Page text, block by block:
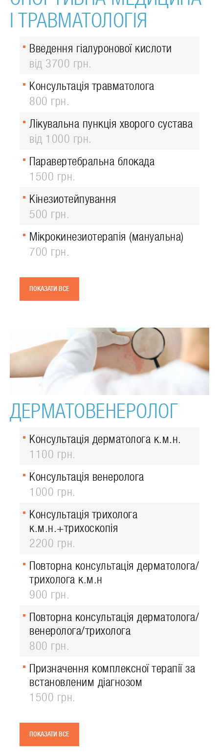
І ТРАВМАТОЛОГІЯ
Введення гіалуронової кислоти
від 3700 грн.
Консультація травматолога
800 грн.
Лікувальна пункція хворого сустава
від 1000 грн.
Паравертебральна блокада
1500 грн.
Кінезиотейпування
500 грн.
Мікрокинезиотерапія (мануальна)
700 грн.
ПОКАЗАТИ ВСЕ
ДЕРМАТОВЕНЕРОЛОГ
Консультація дерматолога к.м.н.
1100 грн.
Консультація венеролога
1000 грн.
Консультація трихолога
к.м.н.+трихоскопія
2200 грн.
Повторна консультація дерматолога/
трихолога к.м.н
900 грн.
Повторна консультація дерматолога/
венеролога/трихолога
800 грн.
Призначення комплексної терапії за
встановленим діагнозом
1500 грн.
ПОКАЗАТИ ВСЕ